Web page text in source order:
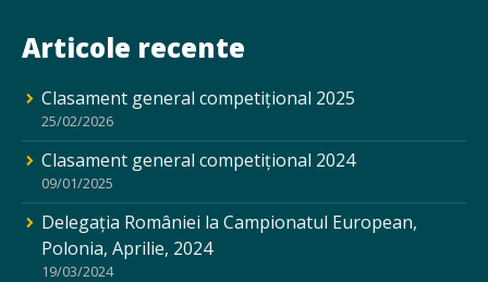
Articole recente
Clasament general competițional 2025
25/02/2026
Clasament general competițional 2024
09/01/2025
Delegația României la Campionatul European,
Polonia, Aprilie, 2024
19/03/2024